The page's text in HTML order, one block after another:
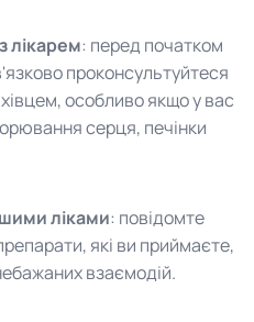
лікарем: перед початком
проконсультуйтеся
особливо якщо у вас
серця, печінки
ліками: повідомте
які ви приймаєте,
взаємодій.